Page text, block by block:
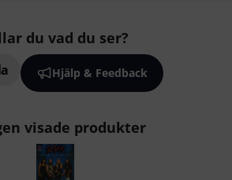
du vad du ser?
Hjälp & Feedback
visade produkter